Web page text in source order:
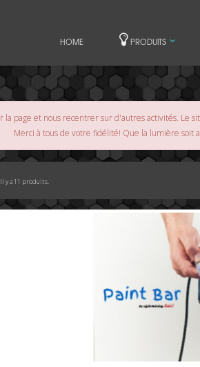
HOME PRODUITS
page et nous recentrer sur d'autres activités. Le
Merci à tous de votre fidélité! Que la lumière soit
y a 11 produits.